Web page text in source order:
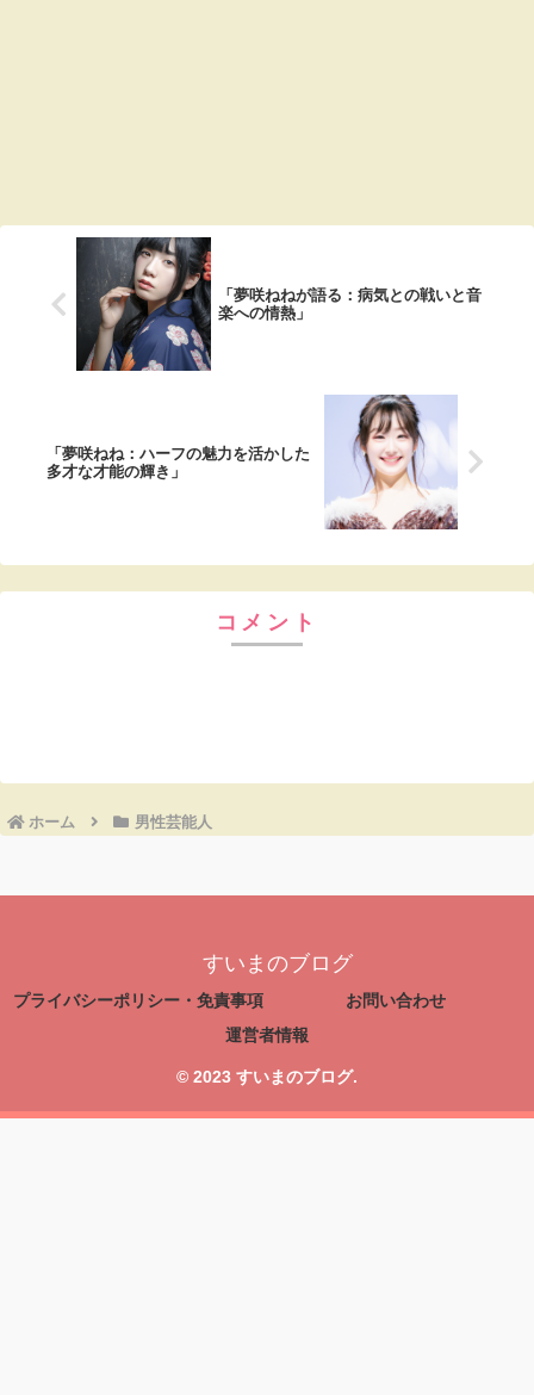
「夢咲ねねが語る：病気との戦いと音
楽への情熱」
「夢咲ねね：ハーフの魅力を活かした
多才な才能の輝き」
コメント
ホーム 男性芸能人
すいまのブログ
プライバシーポリシー・免責事項
お問い合わせ
運営者情報
© 2023 すいまのブログ.